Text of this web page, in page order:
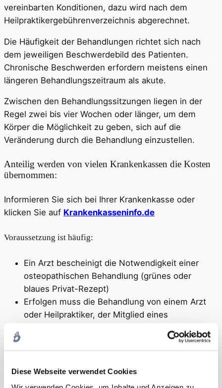
Diese Webseite verwendet Cookies
vereinbarten Konditionen, dazu wird nach dem
Heilpraktikergebührenverzeichnis abgerechnet.
Die Häufigkeit der Behandlungen richtet sich nach
dem jeweiligen Beschwerdebild des Patienten.
Chronische Beschwerden erfordern meistens einen
längeren Behandlungszeitraum als akute.
Zwischen den Behandlungssitzungen liegen in der
Regel zwei bis vier Wochen oder länger, um dem
Körper die Möglichkeit zu geben, sich auf die
Veränderung durch die Behandlung einzustellen.
Anteilig werden von vielen Krankenkassen die Kosten
übernommen:
Informieren Sie sich bei Ihrer Krankenkasse oder
klicken Sie auf Krankenkasseninfo.de
Voraussetzung ist häufig:
Ein Arzt bescheinigt die Notwendigkeit einer
osteopathischen Behandlung (grünes oder
blaues Privat-Rezept)
Erfolgen muss die Behandlung von einem Arzt
oder Heilpraktiker, der Mitglied eines
VOD (Verband der Deutschen Osteopathen).
Thorsten Schulz ist Mitglied im VOD.